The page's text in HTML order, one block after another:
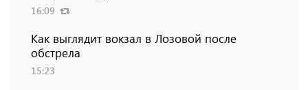
16:09
Как выглядит вокзал в Лозовой после
обстрела
15:23